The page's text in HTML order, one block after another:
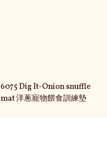
6075 Dig It-Onion snuffle
mat 洋蔥寵物餵食訓練墊